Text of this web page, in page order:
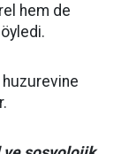
hem de
huzurevine